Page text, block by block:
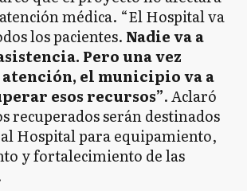
atención médica. “El Hospital va
los pacientes. Nadie va a
Pero una vez
el municipio va a
esos recursos”. Aclaró
recuperados serán destinados
Hospital para equipamiento,
y fortalecimiento de las